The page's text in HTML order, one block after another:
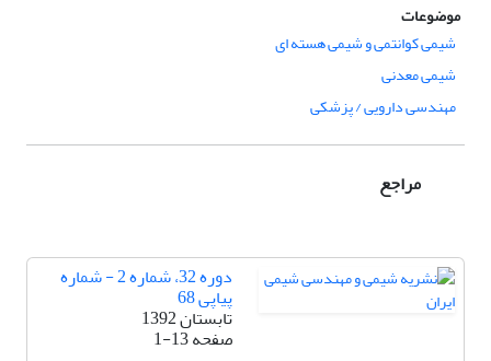
موضوعات
شیمی کوانتمی و شیمی هسته ای
شیمی معدنی
مهندسی دارویی / پزشکی
مراجع
دوره 32، شماره 2 - شماره
پیاپی 68
تابستان 1392
صفحه1-13